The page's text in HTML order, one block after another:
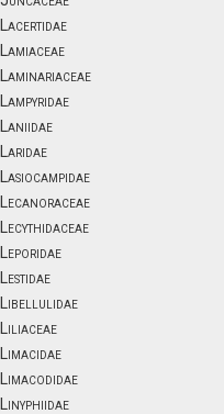
Lacertidae
Lamiaceae
Laminariaceae
Lampyridae
Laniidae
Laridae
Lasiocampidae
Lecanoraceae
Lecythidaceae
Leporidae
Lestidae
Libellulidae
Liliaceae
Limacidae
Limacodidae
Linyphiidae